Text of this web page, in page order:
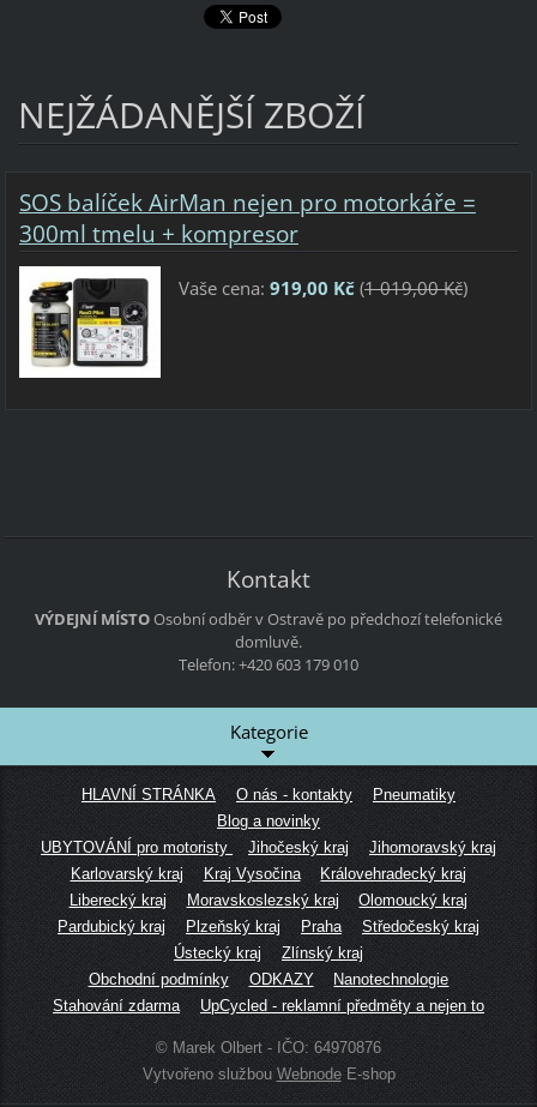
NEJŽÁDANĚJŠÍ ZBOŽÍ
SOS balíček AirMan nejen pro motorkáře =
300ml tmelu + kompresor
Vaše cena: 919,00 Kč(1 019,00 Kč)
Kontakt
VÝDEJNÍ MÍSTOOsobní odběr v Ostravě po předchozí telefonické
domluvě.
Telefon: +420 603 179 010
Kategorie
HLAVNÍ STRÁNKA O nás - kontakty
Pneumatiky
Blog a novinky
UBYTOVÁNÍ pro motoristy
Jihočeský kraj
Jihomoravský kraj
Karlovarský kraj
Kraj Vysočina
Královehradecký kraj
Liberecký kraj
Moravskoslezský kraj
Olomoucký kraj
Pardubický kraj
Plzeňský kraj Praha
Středočeský kraj
Ústecký kraj
Zlínský kraj
Obchodní podmínky
ODKAZY
Nanotechnologie
Stahování zdarma
UpCycled - reklamní předměty a nejen to
© Marek Olbert - IČO: 64970876
Vytvořeno službouWebnodeE-shop